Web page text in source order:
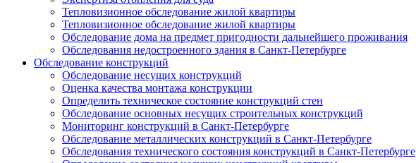
Тепловизионное обследование жилой квартиры
Тепловизионное обследование жилой квартиры
Обследование дома на предмет пригодности дальнейшего проживания
Обследования недостроенного здания в Санкт-Петербурге
Обследование конструкций
Обследование несущих конструкций
Оценка качества монтажа конструкции
Определить техническое состояние конструкций стен
Обследование основных несущих строительных конструкций
Мониторинг конструкций в Санкт-Петербурге
Обследование металлических конструкций в Санкт-Петербурге
Обследования технического состояния конструкций в Санкт-Петербурге